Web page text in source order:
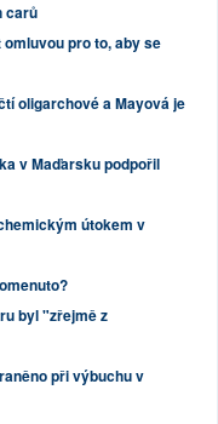
carů
pro to, aby se
oligarchové a Mayová je
v Maďarsku podpořil
útokem v
byl "zřejmě z
při výbuchu v